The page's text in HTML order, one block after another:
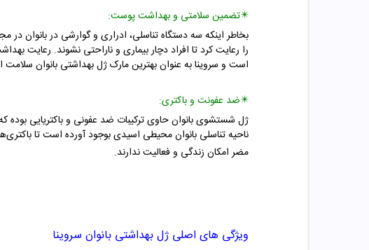
✴️تضمین سلامتی و بهداشت پوست:
بخاطر اینکه سه دستگاه تناسلی، ادراری و گوارشی در بانوان در
را رعایت کرد تا افراد دچار بیماری و ناراحتی نشوند. رعایت
است و سروینا به عنوان بهترین مارک ژل بهداشتی بانوان
✴️ضد عفونت و باکتری:
ژل شستشوی بانوان حاوی ترکیبات ضد عفونی و باکتریایی بوده
ناحیه تناسلی بانوان محیطی اسیدی بوجود آورده است تا
مضر امکان زندگی و فعالیت ندارند.
ویژگی های اصلی ژل بهداشتی بانوان سروینا